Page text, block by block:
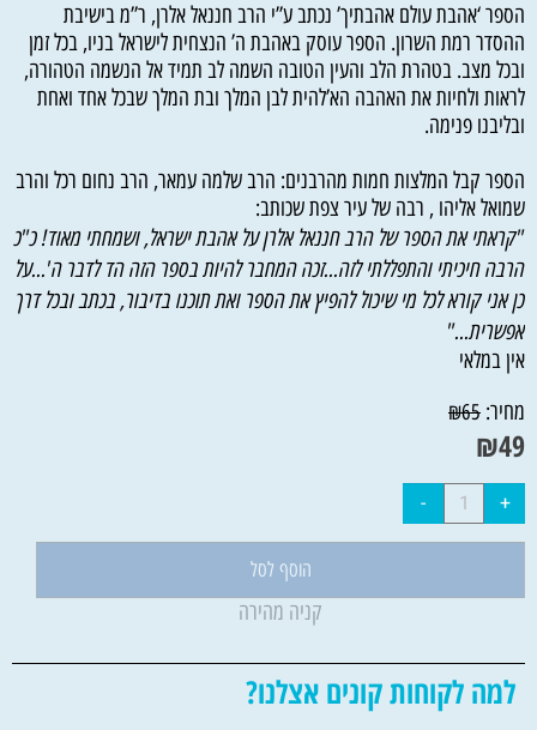
הספר ‘אהבת עולם אהבתיך’ נכתב ע’’י הרב חננאל אלרן, ר’’מ בישיבת
ההסדר רמת השרון. הספר עוסק באהבת ה’ הנצחית לישראל בניו, בכל זמן
ובכל מצב. בטהרת הלב והעין הטובה השמה לב תמיד אל הנשמה הטהורה,
לראות ולחיות את האהבה הא’להית לבן המלך ובת המלך שבכל אחד ואחת
ובליבנו פנימה.
הספר קבל המלצות חמות מהרבנים: הרב שלמה עמאר, הרב נחום רכל והרב
שמואל אליהו , רבה של עיר צפת שכותב:
"קראתי את הספר של הרב חננאל אלרן על אהבת ישראל, ושמחתי מאוד! כ"כ
הרבה חיכיתי והתפללתי לזה...זכה המחבר להיות בספר הזה הד לדבר ה'...על
כן אני קורא לכל מי שיכול להפיץ את הספר ואת תוכנו בדיבור, בכתב ובכל דרך
אפשרית..."
אין במלאי
מחיר:
₪65
₪49
הוסף לסל
קניה מהירה
למה לקוחות קונים אצלנו?